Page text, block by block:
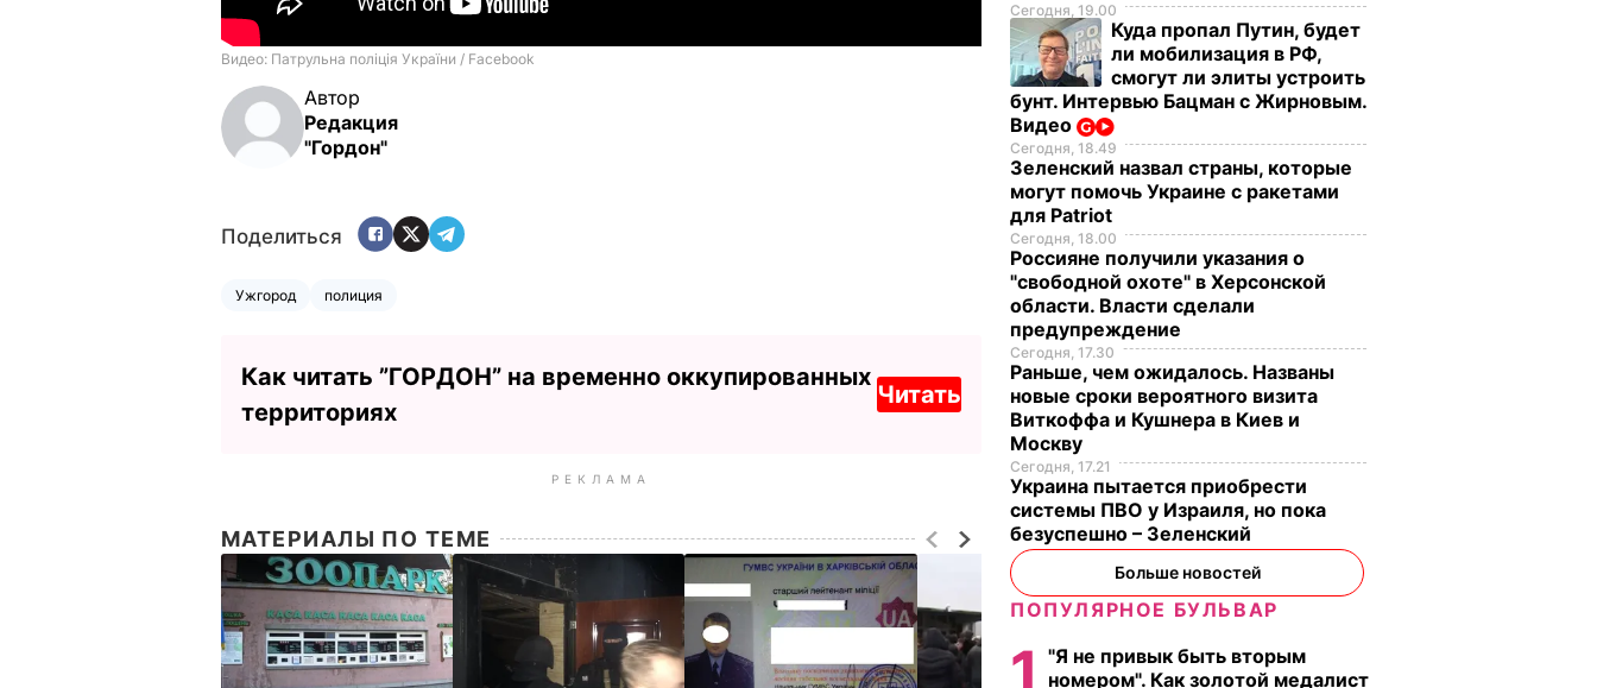
Автор
Редакция
"Гордон"
Поделиться
Ужгород полиция
Как читать ”ГОРДОН” на временно оккупированных
территориях
Читать
РЕКЛАМА
МАТЕРИАЛЫ ПО ТЕМЕ
Сегодня, 19.00
Куда пропал Путин, будет
ли мобилизация в РФ,
смогут ли элиты устроить
бунт. Интервью Бацман с Жирновым.
Видео
Сегодня, 18.49
Зеленский назвал страны, которые
могут помочь Украине с ракетами
для Patriot
Сегодня, 18.00
Россияне получили указания о
"свободной охоте" в Херсонской
области. Власти сделали
предупреждение
Сегодня, 17.30
Раньше, чем ожидалось. Названы
новые сроки вероятного визита
Виткоффа и Кушнера в Киев и
Москву
Сегодня, 17.21
Украина пытается приобрести
системы ПВО у Израиля, но пока
безуспешно – Зеленский
Больше новостей
ПОПУЛЯРНОЕ БУЛЬВАР
1
"Я не привык быть вторым
номером". Как золотой медалист